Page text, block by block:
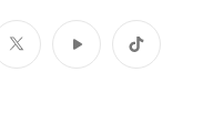
트
위
유
튜
틱
톡